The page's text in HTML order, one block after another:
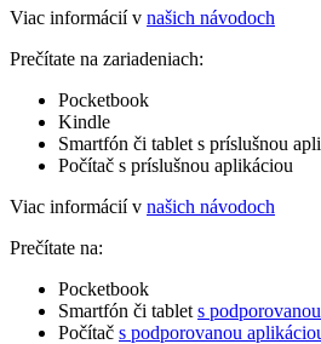
Viac informácií v našich návodoch
Prečítate na zariadeniach:
Pocketbook
Kindle
Smartfón či tablet s príslušnou
Počítač s príslušnou aplikáciou
Viac informácií v našich návodoch
Prečítate na:
Pocketbook
Smartfón či tablet s
Počítač s podporovanou